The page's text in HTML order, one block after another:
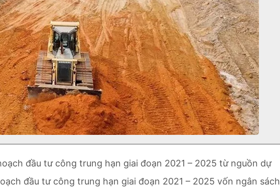
đầu tư công trung hạn giai đoạn 2021 – 2025 từ nguồn dự
đầu tư công trung hạn giai đoạn 2021 – 2025 vốn ngân sách